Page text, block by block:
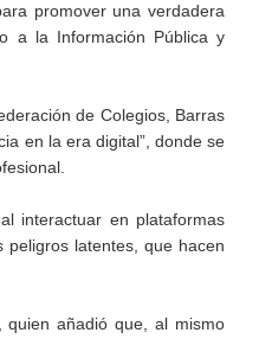
promover una verdadera
a la Información Pública y
de Colegios, Barras
en la era digital”, donde se
interactuar en plataformas
latentes, que hacen
quien añadió que, al mismo